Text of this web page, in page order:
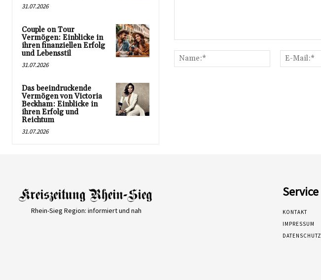
31.07.2026
Couple on Tour
Vermögen: Einblicke in
ihren finanziellen Erfolg
und Lebensstil
31.07.2026
Das beeindruckende
Vermögen von Victoria
Beckham: Einblicke in
ihren Erfolg und
Reichtum
31.07.2026
Name:*
Rhein-Sieg Region: informiert und nah
Service
KONTAKT
IMPRESSUM
DATENSCHUTZ